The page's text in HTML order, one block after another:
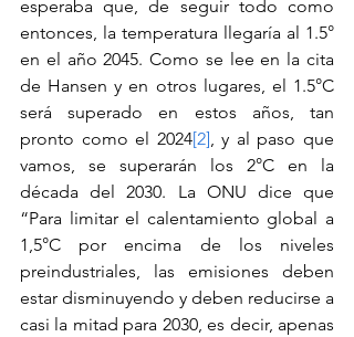
esperaba que, de seguir todo como
entonces, la temperatura llegaría al 1.5°
en el año 2045. Como se lee en la cita
de Hansen y en otros lugares, el 1.5°C
será superado en estos años, tan
pronto como el 2024[2] , y al paso que
vamos, se superarán los 2°C en la
década del 2030. La ONU dice que
“Para limitar el calentamiento global a
1,5°C por encima de los niveles
preindustriales, las emisiones deben
estar disminuyendo y deben reducirse a
casi la mitad para 2030, es decir, apenas